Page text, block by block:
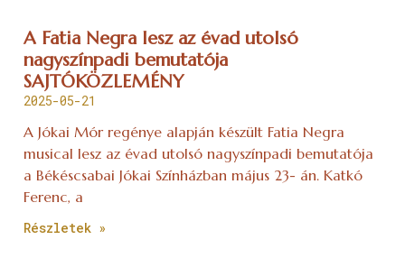
A Fatia Negra lesz az évad utolsó
nagyszínpadi bemutatója
SAJTÓKÖZLEMÉNY
2025-05-21
A Jókai Mór regénye alapján készült Fatia Negra
musical lesz az évad utolsó nagyszínpadi bemutatója
a Békéscsabai Jókai Színházban május 23- án. Katkó
Ferenc, a
Részletek »